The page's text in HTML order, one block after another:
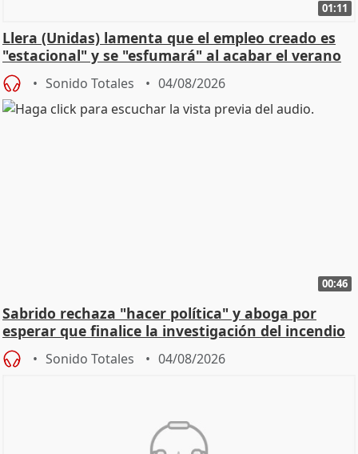
01:11
Llera (Unidas) lamenta que el empleo creado es
"estacional" y se "esfumará" al acabar el verano
Sonido Totales 04/08/2026
00:46
Sabrido rechaza "hacer política" y aboga por
esperar que finalice la investigación del incendio
Sonido Totales 04/08/2026